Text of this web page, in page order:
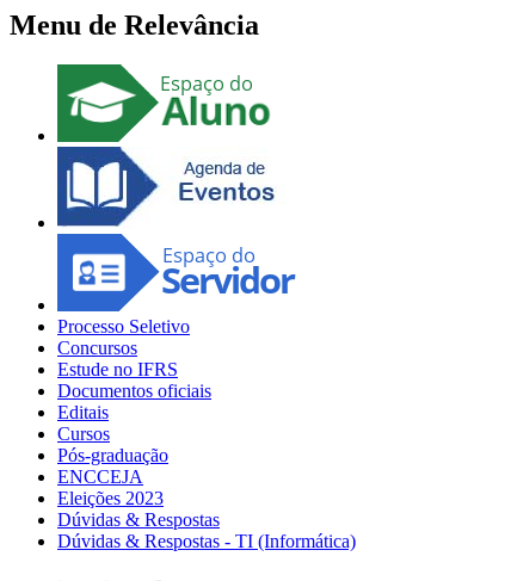
Menu de Relevância
Processo Seletivo
Concursos
Estude no IFRS
Documentos oficiais
Editais
Cursos
Pós-graduação
ENCCEJA
Eleições 2023
Dúvidas & Respostas
Dúvidas & Respostas - TI (Informática)